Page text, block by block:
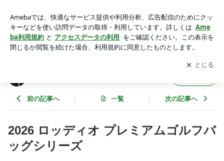
ドバンテージのブログ
アプリをダウンロードして ブログの更新通知
を受け取りまし
ょう。
開く
前の記事へ 一覧 次の記事へ
2026 ロッディオ プレミアムゴルフバ
ッグシリーズ